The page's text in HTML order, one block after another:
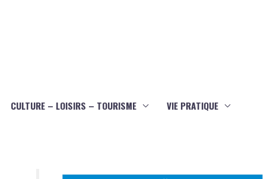
CULTURE – LOISIRS – TOURISME VIE PRATIQUE